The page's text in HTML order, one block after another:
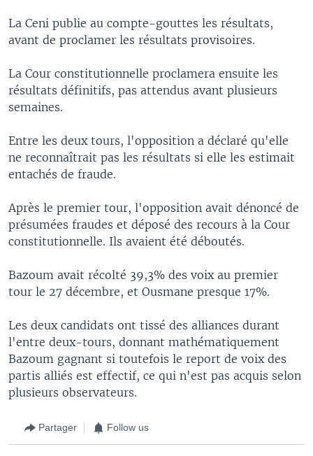
La Ceni publie au compte-gouttes les résultats,
avant de proclamer les résultats provisoires.
La Cour constitutionnelle proclamera ensuite les
résultats définitifs, pas attendus avant plusieurs
semaines.
Entre les deux tours, l'opposition a déclaré qu'elle
ne reconnaîtrait pas les résultats si elle les estimait
entachés de fraude.
Après le premier tour, l'opposition avait dénoncé de
présumées fraudes et déposé des recours à la Cour
constitutionnelle. Ils avaient été déboutés.
Bazoum avait récolté 39,3% des voix au premier
tour le 27 décembre, et Ousmane presque 17%.
Les deux candidats ont tissé des alliances durant
l'entre deux-tours, donnant mathématiquement
Bazoum gagnant si toutefois le report de voix des
partis alliés est effectif, ce qui n'est pas acquis selon
plusieurs observateurs.
Partager Follow us